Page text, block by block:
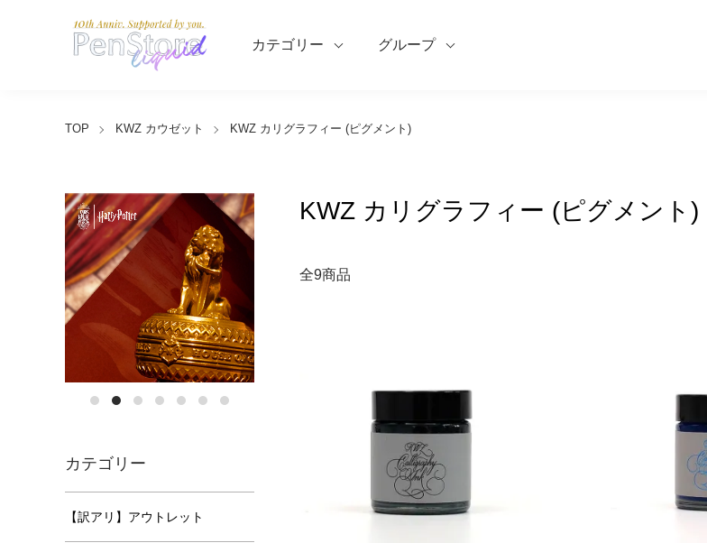
カテゴリー グループ
TOP KWZ カウゼット KWZ カリグラフィー (ピグメント)
KWZ カリグラフィー (ピグメント)
全9商品
カテゴリー
【訳アリ】アウトレット